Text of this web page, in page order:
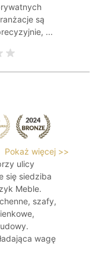
są
...
Pokaż więcej >>
ulicy
się siedziba
Meble.
szafy,
wagę